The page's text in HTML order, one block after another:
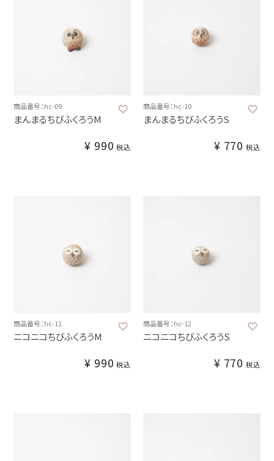
商品番号：hc-09
まんまるちびふくろうM
¥ 990 税込
商品番号：hc-10
まんまるちびふくろうS
¥ 770 税込
商品番号：hc-11
ニコニコちびふくろうM
¥ 990 税込
商品番号：hc-12
ニコニコちびふくろうS
¥ 770 税込